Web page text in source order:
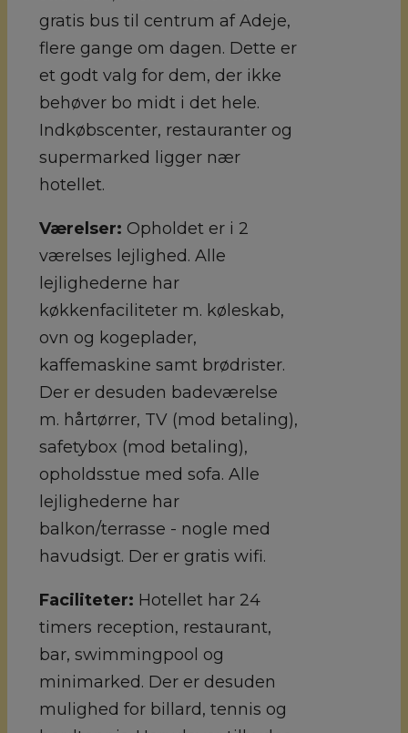
gratis bus til centrum af Adeje,
flere gange om dagen. Dette er
et godt valg for dem, der ikke
behøver bo midt i det hele.
Indkøbscenter, restauranter og
supermarked ligger nær
hotellet.
Værelser: Opholdet er i 2
værelses lejlighed. Alle
lejlighederne har
køkkenfaciliteter m. køleskab,
ovn og kogeplader,
kaffemaskine samt brødrister.
Der er desuden badeværelse
m. hårtørrer, TV (mod betaling),
safetybox (mod betaling),
opholdsstue med sofa. Alle
lejlighederne har
balkon/terrasse - nogle med
havudsigt. Der er gratis wifi.
Faciliteter: Hotellet har 24
timers reception, restaurant,
bar, swimmingpool og
minimarked. Der er desuden
mulighed for billard, tennis og